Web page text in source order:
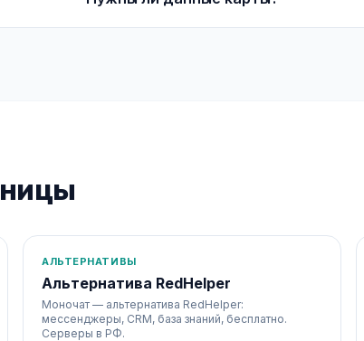
АЛЬТЕРНАТИВЫ
Альтернатива RedHelper
Моночат — альтернатива RedHelper:
мессенджеры, CRM, база знаний, бесплатно.
Серверы в РФ.